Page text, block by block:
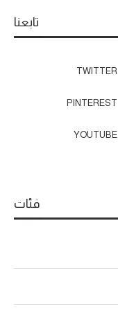
تابعنا
TWITTER
PINTEREST
YOUTUBE
فئات